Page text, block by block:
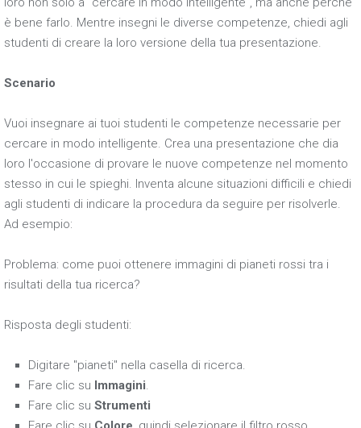
è bene farlo. Mentre insegni le diverse competenze, chiedi agli
studenti di creare la loro versione della tua presentazione.
Scenario
Vuoi insegnare ai tuoi studenti le competenze necessarie per
cercare in modo intelligente. Crea una presentazione che dia
loro l'occasione di provare le nuove competenze nel momento
stesso in cui le spieghi. Inventa alcune situazioni difficili e chiedi
agli studenti di indicare la procedura da seguire per risolverle.
Ad esempio:
Problema: come puoi ottenere immagini di pianeti rossi tra i
risultati della tua ricerca?
Risposta degli studenti:
Digitare "pianeti" nella casella di ricerca.
Fare clic su Immagini.
Fare clic su Strumenti